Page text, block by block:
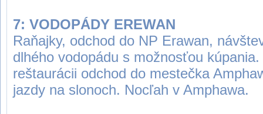
7: VODOPÁDY EREWAN
Raňajky, odchod do NP Erawan,
dlhého vodopádu s možnosťou
reštaurácii odchod do mestečka
jazdy na slonoch. Nocľah v Amphawa.